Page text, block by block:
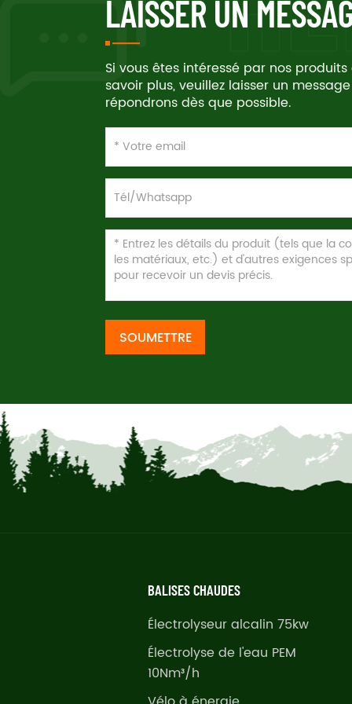
LAISSER UN
Si vous êtes intéressé par nos
savoir plus, veuillez laisser un
répondrons dès que possible.
SOUMETTRE
BALISES CHAUDES
Électrolyseur alcalin 75kw
Électrolyse de l'eau PEM
10Nm³/h